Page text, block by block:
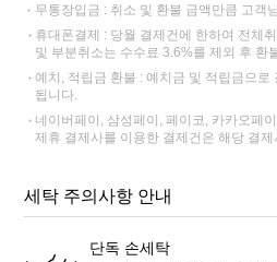
무통장입금 : 취소 및 환불 금액만큼 고객
휴대폰결제 : 당월 결제건에 한하여 전체
및 부분취소는 수수료 3.6%를 제외 후 환
예치, 적립금 환불 : 예치금 및 적립금으로
됩니다.
네이버페이, 삼성페이, 페이코, 카카오페
제휴 결제사를 이용한 결제건은 해당 결
세탁 주의사항 안내
단독 손세탁